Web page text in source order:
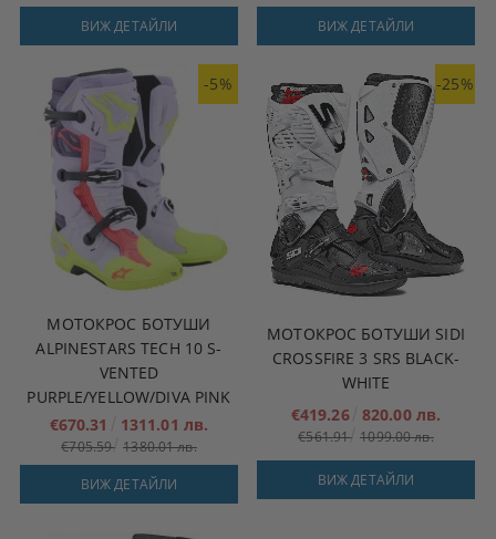
ВИЖ ДЕТАЙЛИ ВИЖ ДЕТАЙЛИ
-5%
МОТОКРОС БОТУШИ
ALPINESTARS TECH 10 S-
VENTED
PURPLE/YELLOW/DIVA PINK
€670.31
1311.01 лв.
€705.59 1380.01 лв.
ВИЖ ДЕТАЙЛИ
-25%
МОТОКРОС БОТУШИ SIDI
CROSSFIRE 3 SRS BLACK-
WHITE
€419.26 820.00 лв.
€561.91 1099.00 лв.
ВИЖ ДЕТАЙЛИ